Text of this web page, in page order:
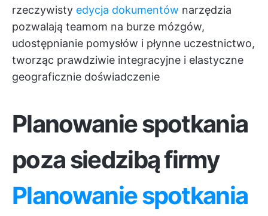
rzeczywisty edycja dokumentów narzędzia
pozwalają teamom na burze mózgów,
udostępnianie pomysłów i płynne uczestnictwo,
tworząc prawdziwie integracyjne i elastyczne
geograficznie doświadczenie
Planowanie spotkania
poza siedzibą firmy
Planowanie spotkania